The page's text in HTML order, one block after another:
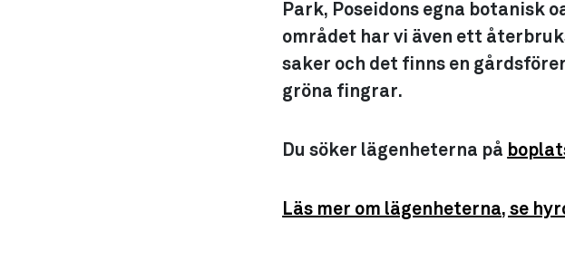
Park, Poseidons egna botanisk
området har vi även ett
saker och det finns en
gröna fingrar.
Du söker lägenheterna på
Läs mer om lägenheterna, se